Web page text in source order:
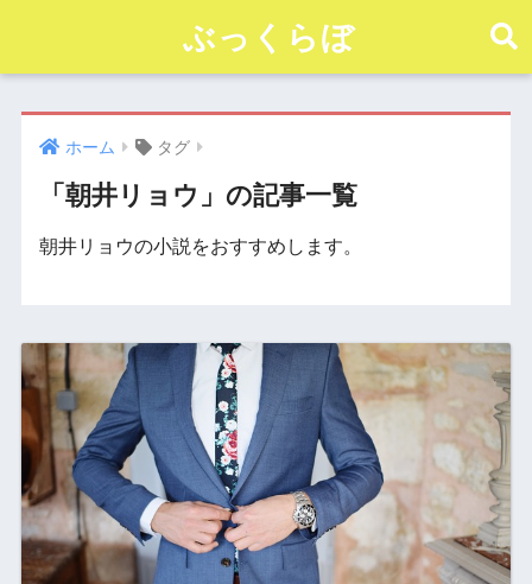
ぶっくらぼ
ホーム タグ
「朝井リョウ」の記事一覧
朝井リョウの小説をおすすめします。